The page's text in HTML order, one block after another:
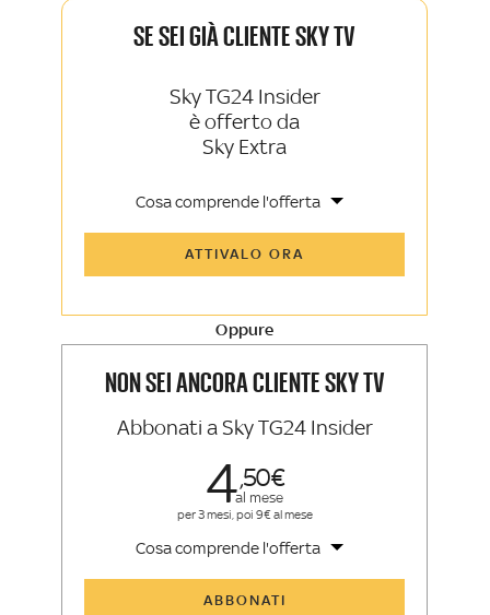
SE SEI GIÀ CLIENTE SKY TV
Sky TG24 Insider
è offerto da
Sky Extra
Cosa comprende l'offerta
Sky Sport Insider
La newsletter esclusiva di Sky TG24
ATTIVALO ORA
Oppure
NON SEI ANCORA CLIENTE SKY TV
Abbonati a Sky TG24 Insider
450
al mese
per 3 mesi, poi 9€ al mese
Cosa comprende l'offerta
ABBONATI